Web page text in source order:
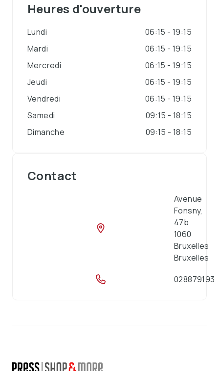
Heures d'ouverture
Lundi
06:15 - 19:15
Mardi
06:15 - 19:15
Mercredi
06:15 - 19:15
Jeudi
06:15 - 19:15
Vendredi
06:15 - 19:15
Samedi
09:15 - 18:15
Dimanche
09:15 - 18:15
Contact
Avenue
Fonsny,
47b
1060
Bruxelles
Bruxelles
028879193